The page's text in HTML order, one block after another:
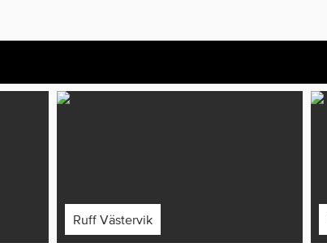
Ruff Västervik